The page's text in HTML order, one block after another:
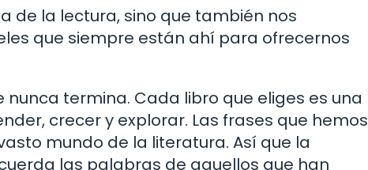
de la lectura, sino que también nos
que siempre están ahí para ofrecernos
termina. Cada libro que eliges es una
crecer y explorar. Las frases que hemos
mundo de la literatura. Así que la
las palabras de aquellos que han